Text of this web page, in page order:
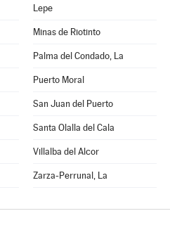
Lepe
Minas de Riotinto
Palma del Condado, La
Puerto Moral
San Juan del Puerto
Santa Olalla del Cala
Villalba del Alcor
Zarza-Perrunal, La